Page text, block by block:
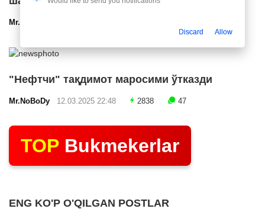
Mr.NoBoDy
"Нефтчи" тақдимот маросими ўтказди
Mr.NoBoDy 12.03.2025 22:48 2838 47
TOP Bukmekerlar
ENG KO'P O'QILGAN POSTLAR
Discard Allow